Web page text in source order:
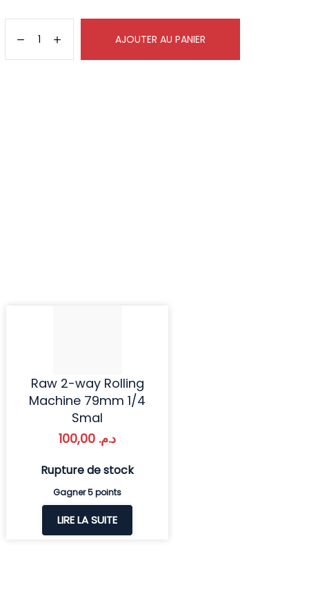
AJOUTER AU PANIER
Raw 2-way Rolling
Machine 79mm 1/4
Smal
د.م.
Rupture de stock
Gagner 5 points
LIRE LA SUITE